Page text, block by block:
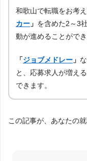
和歌山で転職をお考
カー 」 を含めた2～3
動が進めることができ
「ジョブメドレー 」
と、応募求人が増え
できます。
この記事が、あなたの